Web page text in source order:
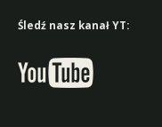
Śledź nasz kanał YT: